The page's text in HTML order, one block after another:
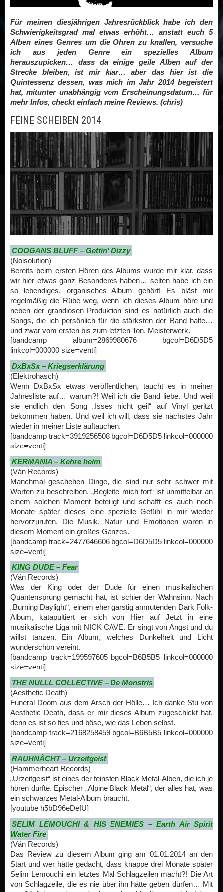
Für meinen diesjährigen Jahresrückblick habe ich den
Schwierigkeitsgrad mal etwas erhöht… anstatt euch 5
Alben eines Genres um die Ohren zu knallen, versuche
ich aus jeden Genre ein spezielles Album
herauszupicken… dass da einige geile Alben auf der
Strecke bleiben, ist mir klar… aber das hier ist die
Quintessenz dessen, was mich im Jahr 2014 begeistert
hat, mitunter unabhängig vom Erscheinungsdatum… für
mehr Infos, checkt einfach meine Reviews. (chris)
FEINE SCHEIBEN 2014
COOGANS BLUFF – Gettin′ Dizzy
(Noisolution)
Bereits beim ersten Hören des Albums wurde mir klar, dass
wir hier etwas ganz Besonderes haben… selten habe ich ein
so lebendiges, organisches Album gehört! Es bläst mir
regelmäßig die Rübe weg, wenn ich dieses Album höre und
neben der grandiosen Produktion sind es natürlich auch die
Songs, die ich persönlich für die stärksten der Band halte…
und zwar vom ersten bis zum letzten Ton. Meisterwerk.
[bandcamp album=2869980676 bgcol=D6D5D5
linkcol=000000 size=venti]
DxBxSx – Kriegserklärung
(Elektrohasch)
Wenn DxBxSx etwas veröffentlichen, taucht es in meiner
Jahresliste auf… warum?! Weil ich die Band liebe. Und weil
sie endlich den Song „Isses nicht geil“ auf Vinyl geritzt
bekommen haben. Und weil ich will, dass sie nächstes Jahr
wieder in meiner Liste auftauchen.
[bandcamp track=3919256508 bgcol=D6D5D5 linkcol=000000
size=venti]
KERMANIA – Kehre heim
(Ván Records)
Manchmal geschehen Dinge, die sind nur sehr schwer mit
Worten zu beschreiben. „Begleite mich fort“ ist unmittelbar an
einem solchen Moment beteiligt und schafft es auch noch
Monate später dieses eine spezielle Gefühl in mir wieder
hervorzurufen. Die Musik, Natur und Emotionen waren in
diesem Moment ein großes Ganzes.
[bandcamp track=2477646606 bgcol=D6D5D5 linkcol=000000
size=venti]
KING DUDE – Fear
(Ván Records)
Was der King oder der Dude für einen musikalischen
Quantensprung gemacht hat, ist schier der Wahnsinn. Nach
„Burning Daylight“, einem eher garstig anmutenden Dark Folk-
Album, katapultiert er sich von Hier auf Jetzt in eine
musikalische Liga mit NICK CAVE. Er singt von Angst und du
willst tanzen. Ein Album, welches Dunkelheit und Licht
wunderschön vereint.
[bandcamp track=199597605 bgcol=B6B5B5 linkcol=000000
size=venti]
THE NULLL COLLECTIVE – De Monstris
(Aesthetic Death)
Funeral Doom aus dem Arsch der Hölle… Ich danke Stu von
Aesthetic Death, dass er mir dieses Album zugeschickt hat,
denn es ist so fies und böse, wie das Leben selbst.
[bandcamp track=2168258459 bgcol=B6B5B5 linkcol=000000
size=venti]
RAUHNÅCHT – Urzeitgeist
(Hammerheart Records)
„Urzeitgeist“ ist eines der feinsten Black Metal-Alben, die ich je
hören durfte. Epischer „Alpine Black Metal“, der alles hat, was
ein schwarzes Metal-Album braucht.
[youtube h5bD96eDefU]
SELIM LEMOUCHI & HIS ENEMIES – Earth Air Spirit
Water Fire
(Ván Records)
Das Review zu diesem Album ging am 01.01.2014 an den
Start und wer hätte gedacht, dass knappe drei Monate später
Selim Lemouchi ein letztes Mal Schlagzeilen macht?! Die Art
von Schlagzeile, die es nie über ihn hätte geben dürfen… Mit